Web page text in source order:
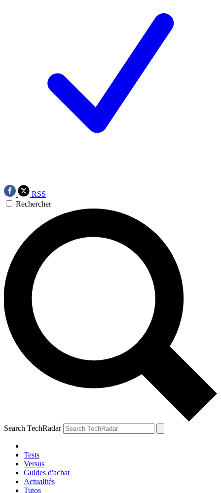
RSS
Rechercher
Search TechRadar
Tests
Versus
Guides d'achat
Actualités
Tutos